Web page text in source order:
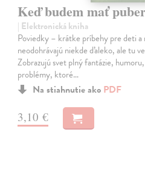
Keď budem mať
| Elektronická kniha
Poviedky – krátke príbehy pre deti
neodohrávajú niekde ďaleko, ale tu
Zobrazujú svet plný fantázie,
problémy, ktoré…
Na stiahnutie ako PDF
3,10 €